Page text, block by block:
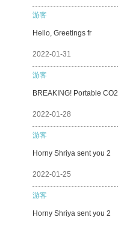
游客
Hello, Greetings fr
2022-01-31
游客
BREAKING! Portable CO2
2022-01-28
游客
Horny Shriya sent you 2
2022-01-25
游客
Horny Shriya sent you 2